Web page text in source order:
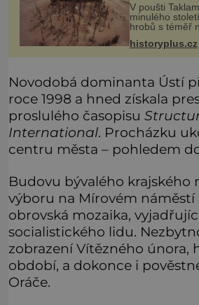
V poušti
minulého
hrobů s téměř
Všichni mrtví
četnými
vědce zaujal
historyplus.cz
Novodobá dominanta Ústí
roce 1998 a hned získala
proslulého časopisu
International. Procházku
centru města – pohledem
Budovu bývalého krajského
výboru na Mírovém náměstí
obrovská mozaika,
socialistického lidu.
zobrazení Vítězného února,
období, a dokonce i
Oráče.